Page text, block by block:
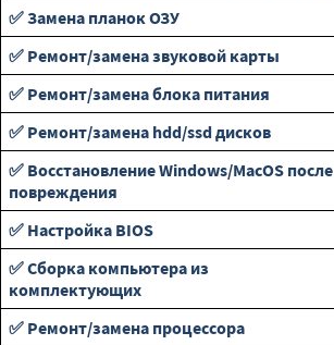
✅ Замена планок ОЗУ
✅ Ремонт/замена звуковой карты
✅ Ремонт/замена блока питания
✅ Ремонт/замена hdd/ssd дисков
✅ Восстановление Windows/MacOS после
повреждения
✅ Настройка BIOS
✅ Сборка компьютера из
комплектующих
✅ Ремонт/замена процессора